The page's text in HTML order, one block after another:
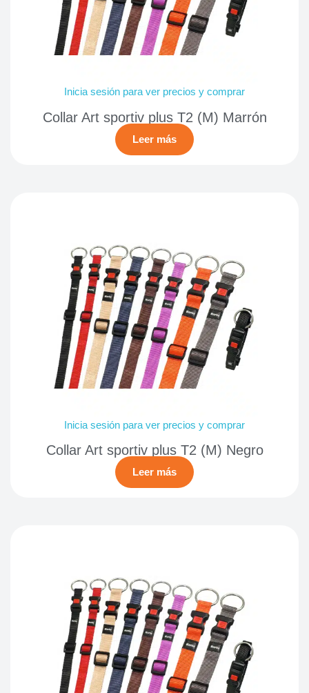
Inicia sesión para ver precios y comprar
Collar Art sportiv plus T2 (M) Marrón
Leer más
Inicia sesión para ver precios y comprar
Collar Art sportiv plus T2 (M) Negro
Leer más